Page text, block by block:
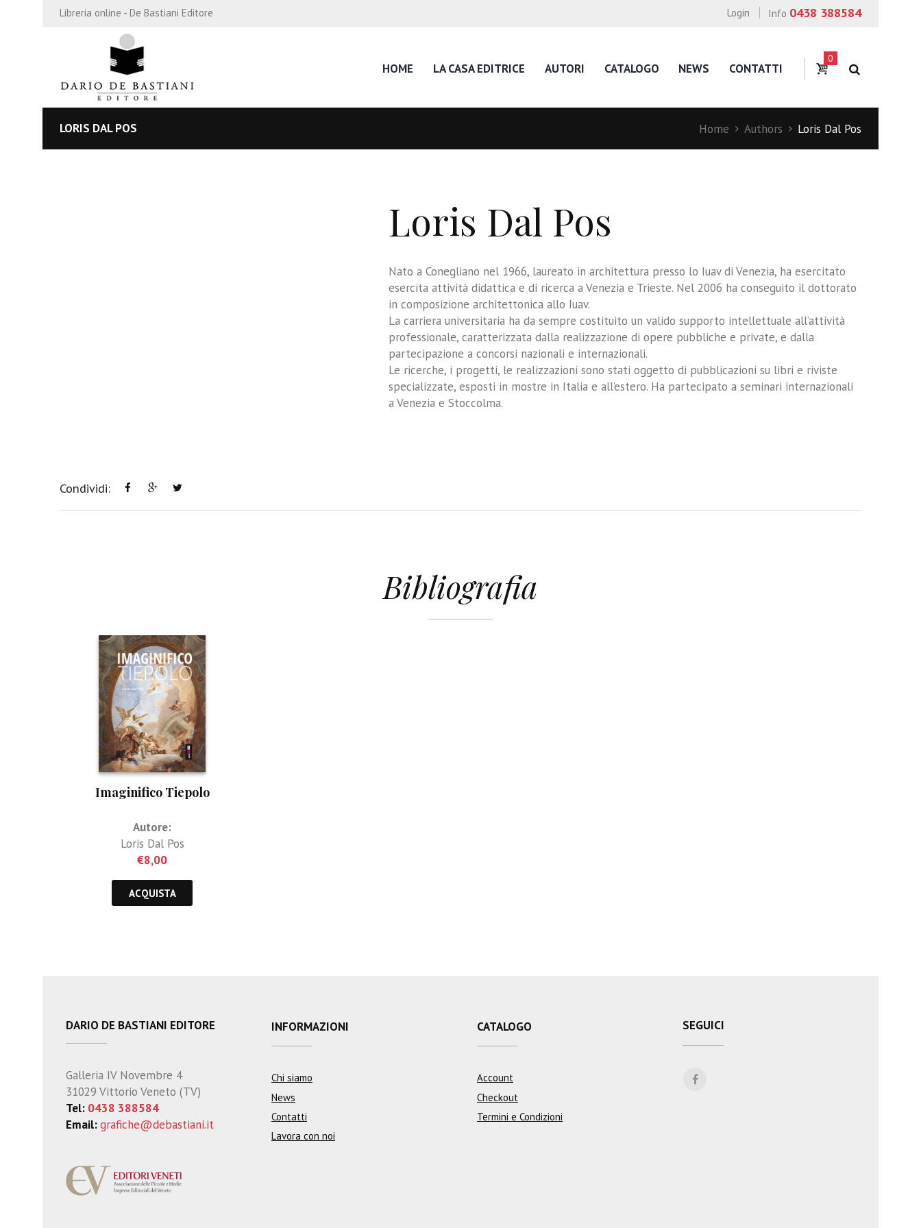
Libreria online - De Bastiani Editore Info 0438 388584
Login
HOME LA CASA EDITRICE AUTORI CATALOGO NEWS CONTATTI
0
LORIS DAL POS Home Authors Loris Dal Pos
Loris Dal Pos
Nato a Conegliano nel 1966, laureato in architettura presso lo Iuav di Venezia, ha esercitato
esercita attività didattica e di ricerca a Venezia e Trieste. Nel 2006 ha conseguito il dottorato
in composizione architettonica allo Iuav.
La carriera universitaria ha da sempre costituito un valido supporto intellettuale all’attività
professionale, caratterizzata dalla realizzazione di opere pubbliche e private, e dalla
partecipazione a concorsi nazionali e internazionali.
Le ricerche, i progetti, le realizzazioni sono stati oggetto di pubblicazioni su libri e riviste
specializzate, esposti in mostre in Italia e all’estero. Ha partecipato a seminari internazionali
a Venezia e Stoccolma.
Condividi:
Bibliografia
Imaginifico Tiepolo
Autore:
Loris Dal Pos
€8,00
ACQUISTA
DARIO DE BASTIANI EDITORE
Galleria IV Novembre 4
31029 Vittorio Veneto (TV)
Tel: 0438 388584
Email:grafiche@debastiani.it
INFORMAZIONI
Chi siamo
News
Contatti
Lavora con noi
CATALOGO
Account
Checkout
Termini e Condizioni
SEGUICI